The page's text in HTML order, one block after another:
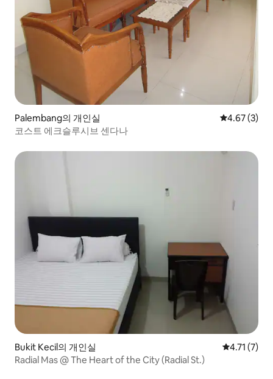
Palembang의 개인실 평점 4.67점
4.67 (3)
코스트 에크슬루시브 센다나
Bukit Kecil의 개인실 평점 4.71점
4.71 (7)
Radial Mas @ The Heart of the City (Radial St.)